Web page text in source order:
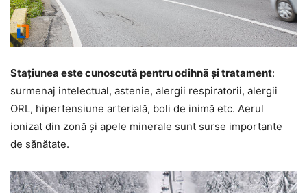
Staţiunea este cunoscută pentru odihnă şi tratament:
surmenaj intelectual, astenie, alergii respiratorii, alergii
ORL, hipertensiune arterială, boli de inimă etc. Aerul
ionizat din zonă şi apele minerale sunt surse importante
de sănătate.